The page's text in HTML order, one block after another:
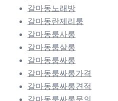
갈마동노래방
갈마동란제리룸
갈마동룸사롱
갈마동룸살롱
갈마동룸싸롱
갈마동룸싸롱가격
갈마동룸싸롱견적
갈마동룸싸롱문의